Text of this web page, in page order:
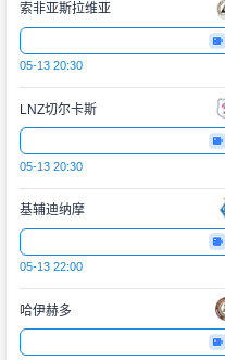
索非亚斯拉维亚
05-13 20:30
LNZ切尔卡斯
05-13 20:30
基辅迪纳摩
05-13 22:00
哈伊赫多